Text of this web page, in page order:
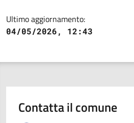
Ultimo aggiornamento:
04/05/2026, 12:43
Contatta il comune